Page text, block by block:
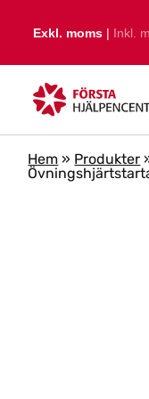
Exkl. moms | Inkl.
Hem » Produkter